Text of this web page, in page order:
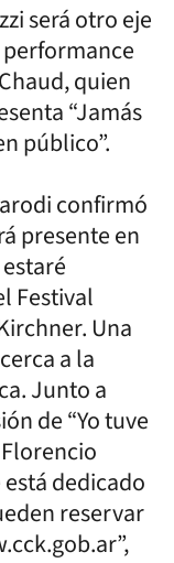
será otro eje
quien
“Jamás
público”.
confirmó
presente en
Festival
Una
a la
Junto a
de “Yo tuve
dedicado
reservar